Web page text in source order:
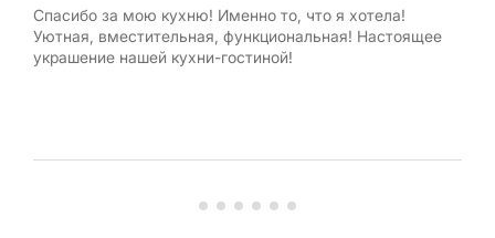
Спасибо за мою кухню! Именно то, что я хотела!
Уютная, вместительная, функциональная! Настоящее
украшение нашей кухни-гостиной!